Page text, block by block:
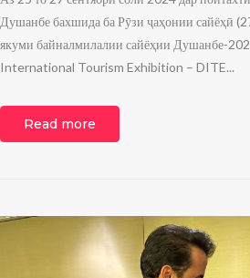
Душанбе бахшида ба Рӯзи ҷаҳонии сайёҳӣ
якуми байналмилалии сайёҳии Душанбе-
International Tourism Exhibition – DITE...
Read more